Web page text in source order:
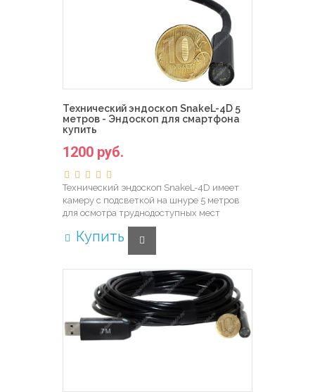
Технический эндоскоп SnakeL-4D 5
метров - Эндоскоп для смартфона
купить
1200 руб.
Технический эндоскоп SnakeL-4D имеет
камеру с подсветкой на шнуре 5 метров
для осмотра труднодоступных мест
Купить